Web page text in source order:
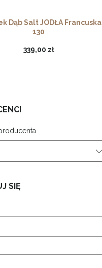
Dąb Salt JODŁA Francuska
130
339,00 zł
SIĘ